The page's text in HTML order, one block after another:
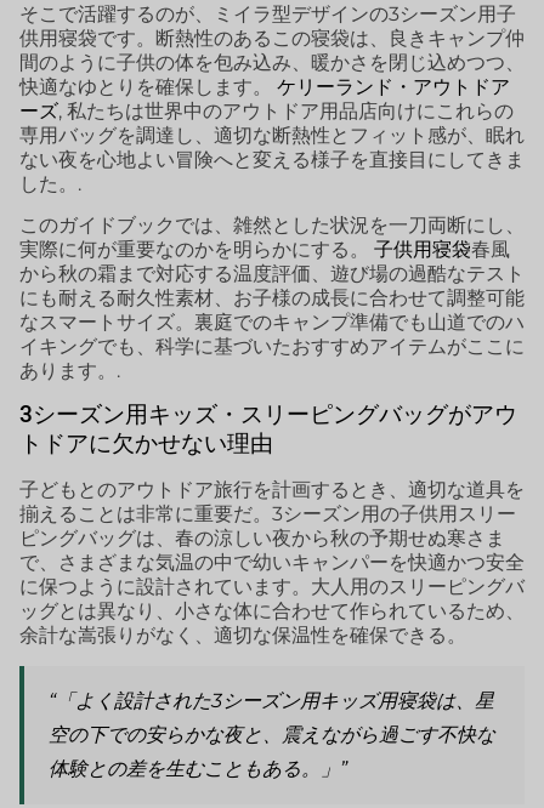
そこで活躍するのが、ミイラ型デザインの3シーズン用子
供用寝袋です。断熱性のあるこの寝袋は、良きキャンプ仲
間のように子供の体を包み込み、暖かさを閉じ込めつつ、
快適なゆとりを確保します。 ケリーランド・アウトドア
ーズ, 私たちは世界中のアウトドア用品店向けにこれらの
専用バッグを調達し、適切な断熱性とフィット感が、眠れ
ない夜を心地よい冒険へと変える様子を直接目にしてきま
した。.
このガイドブックでは、雑然とした状況を一刀両断にし、
実際に何が重要なのかを明らかにする。 子供用寝袋春風
から秋の霜まで対応する温度評価、遊び場の過酷なテスト
にも耐える耐久性素材、お子様の成長に合わせて調整可能
なスマートサイズ。裏庭でのキャンプ準備でも山道でのハ
イキングでも、科学に基づいたおすすめアイテムがここに
あります。.
3シーズン用キッズ・スリーピングバッグがアウ
トドアに欠かせない理由
子どもとのアウトドア旅行を計画するとき、適切な道具を
揃えることは非常に重要だ。3シーズン用の子供用スリー
ピングバッグは、春の涼しい夜から秋の予期せぬ寒さま
で、さまざまな気温の中で幼いキャンパーを快適かつ安全
に保つように設計されています。大人用のスリーピングバ
ッグとは異なり、小さな体に合わせて作られているため、
余計な嵩張りがなく、適切な保温性を確保できる。
“「よく設計された3シーズン用キッズ用寝袋は、星
空の下での安らかな夜と、震えながら過ごす不快な
体験との差を生むこともある。」”